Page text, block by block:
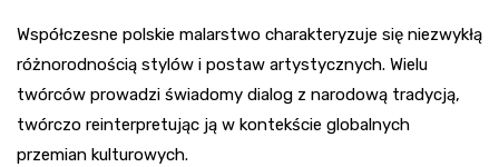
Współczesne polskie malarstwo charakteryzuje się niezwykłą
różnorodnością stylów i postaw artystycznych. Wielu
twórców prowadzi świadomy dialog z narodową tradycją,
twórczo reinterpretując ją w kontekście globalnych
przemian kulturowych.